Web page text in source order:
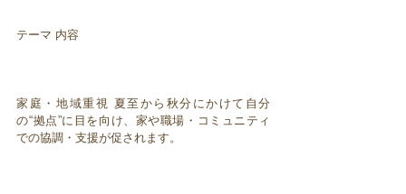
テーマ 内容
家庭・地域重視 夏至から秋分にかけて自分
の“拠点”に目を向け、家や職場・コミュニティ
での協調・支援が促されます。